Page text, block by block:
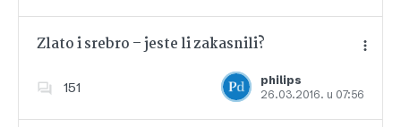
Zlato i srebro – jeste li zakasnili?
151
philips
26.03.2016. u 07:56
Dodajte u favorite